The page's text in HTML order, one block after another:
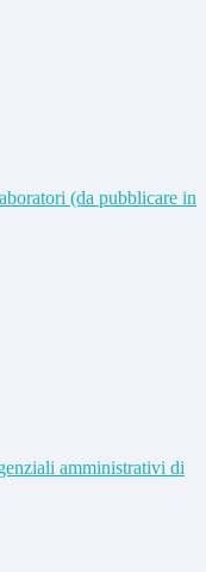
(da pubblicare in
amministrativi di